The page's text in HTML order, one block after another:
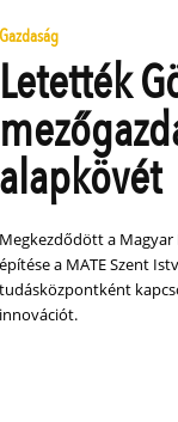
Gazdaság
Letették
alapkövét
Megkezdődött a Magyar
építése a MATE Szent
tudásközpontként
innovációt.